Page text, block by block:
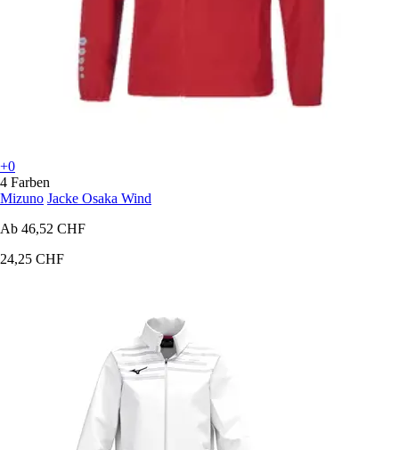
+0
4 Farben
Mizuno Jacke Osaka Wind
Ab 46,52 CHF
24,25 CHF